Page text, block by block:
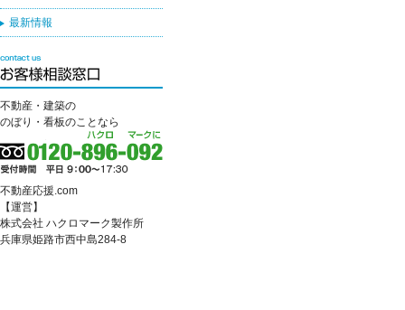
最新情報
不動産・建築の
のぼり・看板のことなら
不動産応援.com
【運営】
株式会社 ハクロマーク製作所
兵庫県姫路市西中島284-8